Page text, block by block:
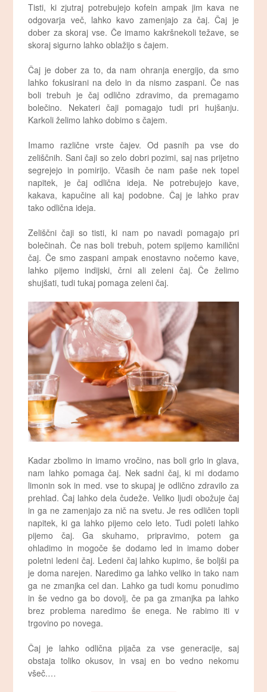
Tisti, ki zjutraj potrebujejo kofein ampak jim kava ne
odgovarja več, lahko kavo zamenjajo za čaj. Čaj je
dober za skoraj vse. Če imamo kakršnekoli težave, se
skoraj sigurno lahko oblažijo s čajem.
Čaj je dober za to, da nam ohranja energijo, da smo
lahko fokusirani na delo in da nismo zaspani. Če nas
boli trebuh je čaj odlično zdravimo, da premagamo
bolečino. Nekateri čaji pomagajo tudi pri hujšanju.
Karkoli želimo lahko dobimo s čajem.
Imamo različne vrste čajev. Od pasnih pa vse do
zeliščnih. Sani čaji so zelo dobri pozimi, saj nas prijetno
segrejejo in pomirijo. Včasih če nam paše nek topel
napitek, je čaj odlična ideja. Ne potrebujejo kave,
kakava, kapučine ali kaj podobne. Čaj je lahko prav
tako odlična ideja.
Zeliščni čaji so tisti, ki nam po navadi pomagajo pri
bolečinah. Če nas boli trebuh, potem spijemo kamilični
čaj. Če smo zaspani ampak enostavno nočemo kave,
lahko pijemo indijski, črni ali zeleni čaj. Če želimo
shujšati, tudi tukaj pomaga zeleni čaj.
Kadar zbolimo in imamo vročino, nas boli grlo in glava,
nam lahko pomaga čaj. Nek sadni čaj, ki mi dodamo
limonin sok in med. vse to skupaj je odlično zdravilo za
prehlad. Čaj lahko dela čudeže. Veliko ljudi obožuje čaj
in ga ne zamenjajo za nič na svetu. Je res odličen topli
napitek, ki ga lahko pijemo celo leto. Tudi poleti lahko
pijemo čaj. Ga skuhamo, pripravimo, potem ga
ohladimo in mogoče še dodamo led in imamo dober
poletni ledeni čaj. Ledeni čaj lahko kupimo, še boljši pa
je doma narejen. Naredimo ga lahko veliko in tako nam
ga ne zmanjka cel dan. Lahko ga tudi komu ponudimo
in še vedno ga bo dovolj, če pa ga zmanjka pa lahko
brez problema naredimo še enega. Ne rabimo iti v
trgovino po novega.
Čaj je lahko odlična pijača za vse generacije, saj
obstaja toliko okusov, in vsaj en bo vedno nekomu
všeč.…